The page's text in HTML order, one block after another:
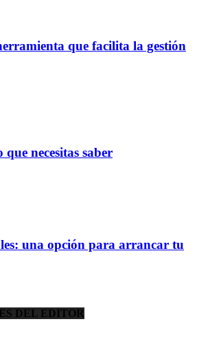
que facilita la gestión
necesitas saber
una opción para arrancar tu
DEL EDITOR